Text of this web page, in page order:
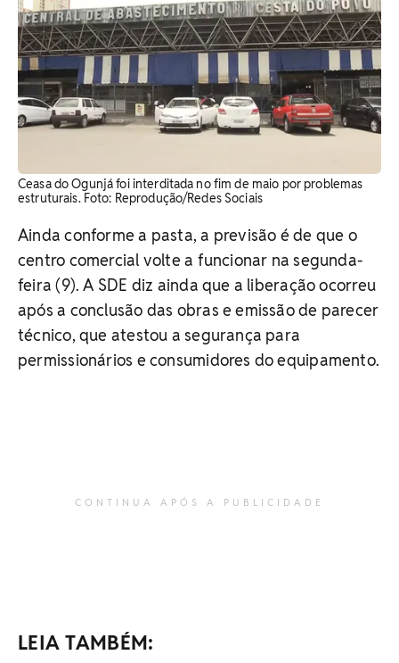
Ceasa do Ogunjá foi interditada no fim de maio por problemas
estruturais. Foto: Reprodução/Redes Sociais
Ainda conforme a pasta, a previsão é de que o
centro comercial volte a funcionar na segunda-
feira (9). A SDE diz ainda que a liberação ocorreu
após a conclusão das obras e emissão de parecer
técnico, que atestou a segurança para
permissionários e consumidores do equipamento.
CONTINUA APÓS A PUBLICIDADE
LEIA TAMBÉM: